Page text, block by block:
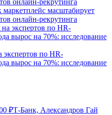
масштабирует
онлайн-рекрутинга
экспертов по HR-
вырос на 70%: исследование
₽Т-Банк, Александров Гай